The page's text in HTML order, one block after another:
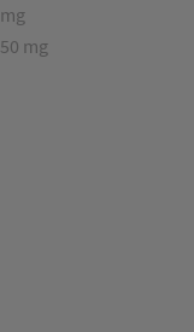
mg
50 mg